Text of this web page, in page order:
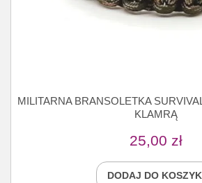
MILITARNA BRANSOLETKA
KLAMRĄ
25,00 zł
DODAJ DO